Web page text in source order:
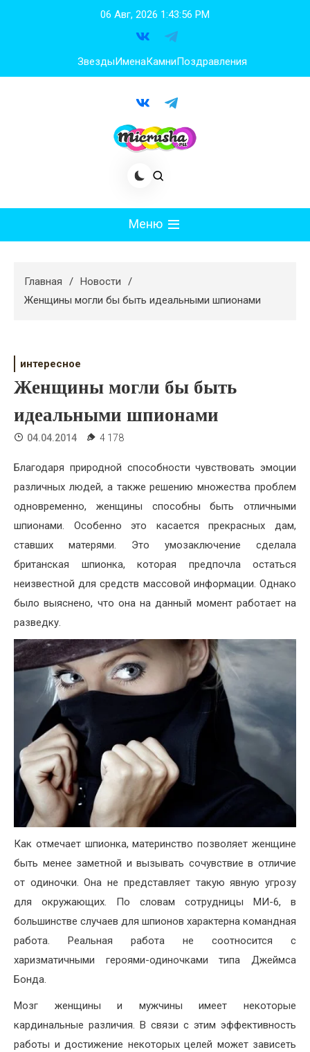
06 Авг, 2026 1:43:57 PM
ЗвездыИменаКамниПоздравления
Меню
Худеем
Свадьба
Жизнь
Хобби
Красота
Недвижимость
Главная
Новости
Женщины могли бы быть идеальными шпионами
интересное
Женщины могли бы быть
идеальными шпионами
04.04.2014 4 178
Благодаря природной способности чувствовать эмоции
различных людей, а также решению множества проблем
одновременно, женщины способны быть отличными
шпионами. Особенно это касается прекрасных дам,
ставших матерями. Это умозаключение сделала
британская шпионка, которая предпочла остаться
неизвестной для средств массовой информации. Однако
было выяснено, что она на данный момент работает на
разведку.
Как отмечает шпионка, материнство позволяет женщине
быть менее заметной и вызывать сочувствие в отличие
от одиночки. Она не представляет такую явную угрозу
для окружающих. По словам сотрудницы МИ-6, в
большинстве случаев для шпионов характерна командная
работа. Реальная работа не соотносится с
харизматичными героями-одиночками типа Джеймса
Бонда.
Мозг женщины и мужчины имеет некоторые
кардинальные различия. В связи с этим эффективность
работы и достижение некоторых целей может зависеть